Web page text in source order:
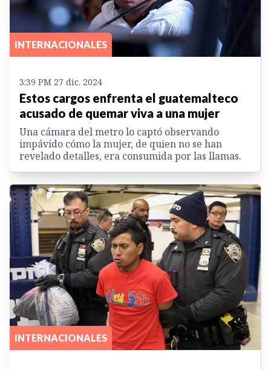
INTERNACIONALES
3:39 PM 27 dic. 2024
Estos cargos enfrenta el guatemalteco
acusado de quemar viva a una mujer
Una cámara del metro lo captó observando
impávido cómo la mujer, de quien no se han
revelado detalles, era consumida por las llamas.
INTERNACIONALES